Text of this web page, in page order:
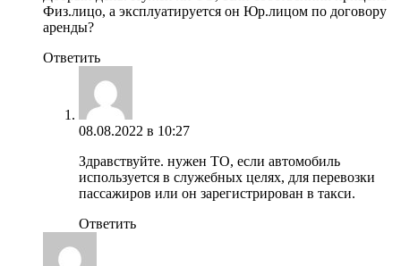
Физ.лицо, а эксплуатируется он Юр.лицом по договору
аренды?
Ответить
08.08.2022 в 10:27
Здравствуйте. нужен ТО, если автомобиль
используется в служебных целях, для перевозки
пассажиров или он зарегистрирован в такси.
Ответить